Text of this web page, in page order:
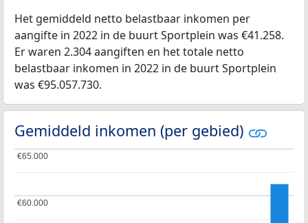
Het gemiddeld netto belastbaar inkomen per
aangifte in 2022 in de buurt Sportplein was €41.258.
Er waren 2.304 aangiften en het totale netto
belastbaar inkomen in 2022 in de buurt Sportplein
was €95.057.730.
Gemiddeld inkomen (per gebied)
€60.000
€60.000
€65.000
€65.000